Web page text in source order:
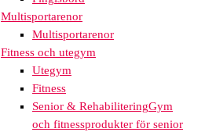
Multisportarenor
Multisportarenor
Fitness och utegym
Utegym
Fitness
Senior & RehabiliteringGym
och fitnessprodukter för senior